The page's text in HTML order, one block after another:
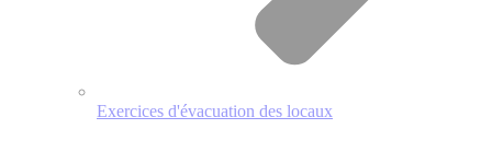
Exercices d'évacuation des locaux